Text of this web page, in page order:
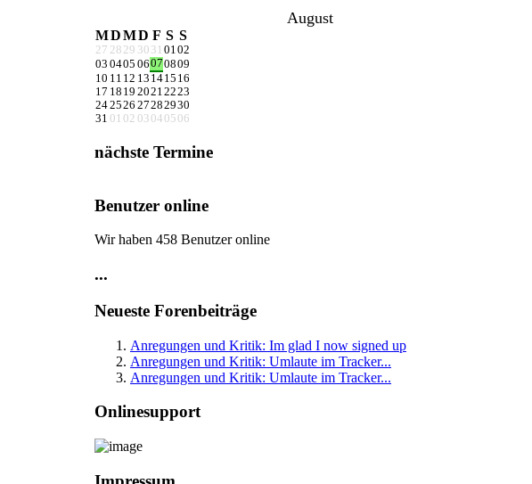
August
MDMD F S S
27 28 29 30 31 0102
03 0405 06070809
10 11 12 13 1415 16
17 18 19 20212223
242526 27282930
31 01 02 03 04 05 06
nächste Termine
Benutzer online
Wir haben 458 Benutzer online
...
Neueste Forenbeiträge
Anregungen und Kritik: Im glad I now signed up
Anregungen und Kritik: Umlaute im Tracker...
Anregungen und Kritik: Umlaute im Tracker...
Onlinesupport